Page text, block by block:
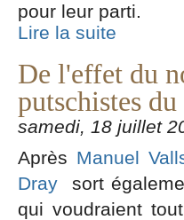
pour leur parti.
Lire la suite
De l'effet du
putschistes
samedi, 18 juillet
Après Manuel
Dray
sort
qui voudraient